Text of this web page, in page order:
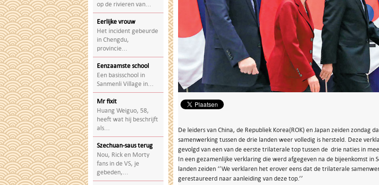
op de rivieren van...
Eerlijke vrouw
Het incident gebeurde
in Chengdu,
provincie...
Eenzaamste school
Een basisschool in
Sanmenli Village in...
Mr fixit
Huang Weiguo, 58,
heeft wat hij beschrijft
als...
Szechuan-saus terug
Nou, Rick en Morty
fans in de VS, je
gebeden,...
De leiders van China, de Republiek Korea(ROK) en Japan zeiden zondag
samenwerking tussen de drie landen weer volledig is hersteld. Deze
gevolgd van een van de eerste trilaterale top tussen de drie naties in
In een gezamenlijke verklaring die werd afgegeven na de bijeenkomst in
landen zeiden ‘’We verklaren het erover eens dat de trilaterale
gerestaureerd naar aanleiding van deze top.’’